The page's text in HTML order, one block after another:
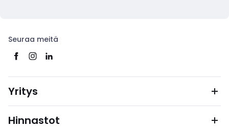
Seuraa meitä
Yritys
Hinnastot